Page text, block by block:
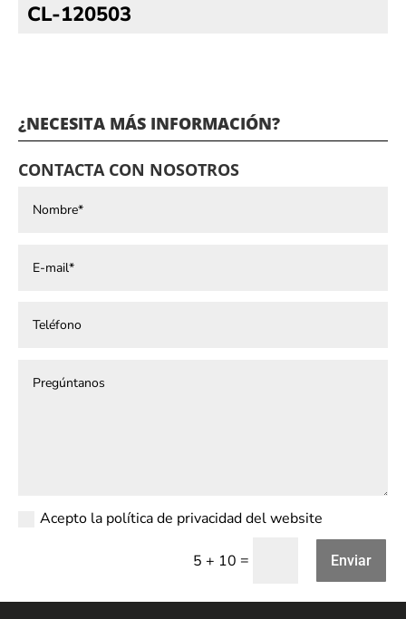
CL-120503
¿NECESITA MÁS INFORMACIÓN?
CONTACTA CON NOSOTROS
Acepto la política de privacidad del website
5 + 10 = Enviar